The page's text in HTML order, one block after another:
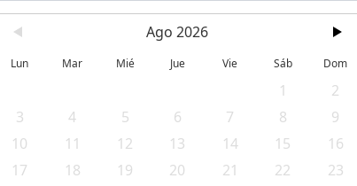
Ago 2026
Lun Mar Mié Jue Vie Sáb Dom
1
2
3
4 5 6 7 8
9
10
11 12 13 14 15
16
17
18 19 20 21 22
23